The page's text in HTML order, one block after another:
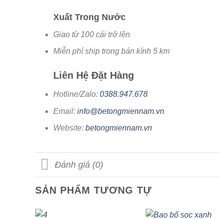
Xuất Trong Nước
Giao từ 100 cái trở lên
Miễn phí ship trong bán kính 5 km
Liên Hệ Đặt Hàng
Hotline/Zalo: 0388.947.678
Email: info@betongmiennam.vn
Website: betongmiennam.vn
Đánh giá (0)
SẢN PHẨM TƯƠNG TỰ
+ +